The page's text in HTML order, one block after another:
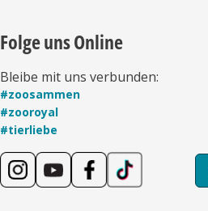
Folge uns Online
Bleibe mit uns verbunden:
#zoosammen
#zooroyal
#tierliebe